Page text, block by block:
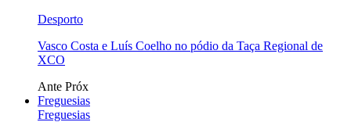
Desporto
Vasco Costa e Luís Coelho no pódio da Taça Regional de
XCO
Ante Próx
Freguesias
Freguesias